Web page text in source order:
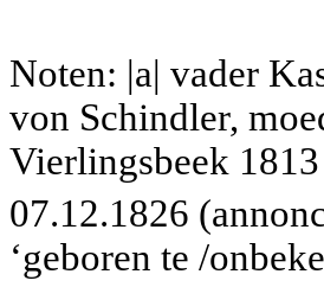
Noten: |a| vader
von Schindler,
Vierlingsbeek
07.12.1826
‘geboren te /